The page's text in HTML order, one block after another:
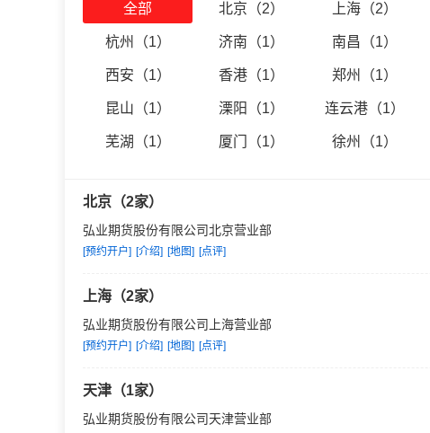
全部 北京（2） 上海（2）
杭州（1） 济南（1） 南昌（1）
西安（1） 香港（1） 郑州（1）
昆山（1） 溧阳（1） 连云港（1）
芜湖（1） 厦门（1） 徐州（1）
北京（2家）
弘业期货股份有限公司北京营业部
[预约开户] [介绍] [地图] [点评]
上海（2家）
弘业期货股份有限公司上海营业部
[预约开户] [介绍] [地图] [点评]
天津（1家）
弘业期货股份有限公司天津营业部